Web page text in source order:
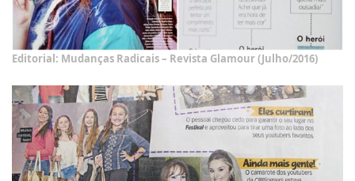
Editorial: Mudanças Radicais – Revista Glamour (Julho/2016)